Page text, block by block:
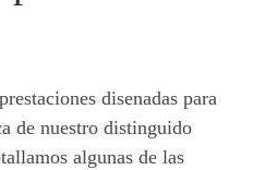
disenadas para
de nuestro distinguido
algunas de las